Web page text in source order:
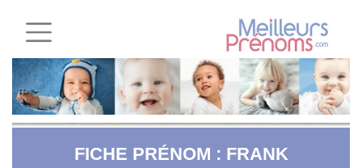
FICHE PRÉNOM : FRANK